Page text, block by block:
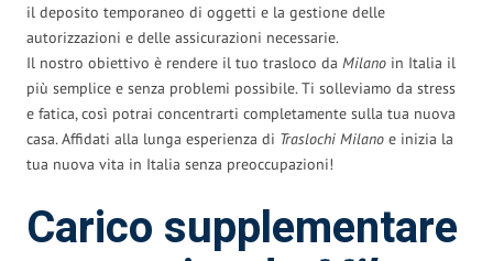
il deposito temporaneo di oggetti e la gestione delle
autorizzazioni e delle assicurazioni necessarie.
Il nostro obiettivo è rendere il tuo trasloco da Milano in Italia il
più semplice e senza problemi possibile. Ti solleviamo da stress
e fatica, così potrai concentrarti completamente sulla tua nuova
casa. Affidati alla lunga esperienza di Traslochi Milano e inizia la
tua nuova vita in Italia senza preoccupazioni!
Carico supplementare